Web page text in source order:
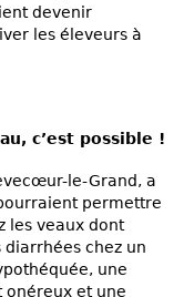
devenir
les éleveurs à
c’est possible !
le-Grand, a
permettre
les veaux dont
diarrhées chez un
une
onéreux et une